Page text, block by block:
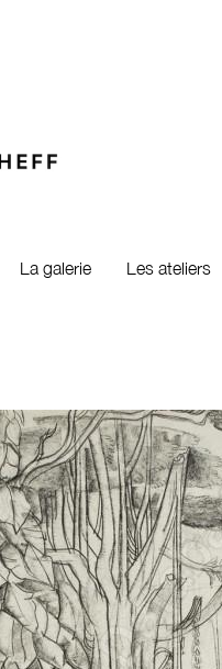
La galerie Les ateliers